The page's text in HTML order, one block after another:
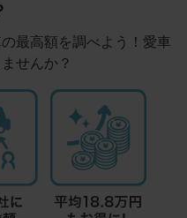
最高額を調べよう！愛車
せんか？